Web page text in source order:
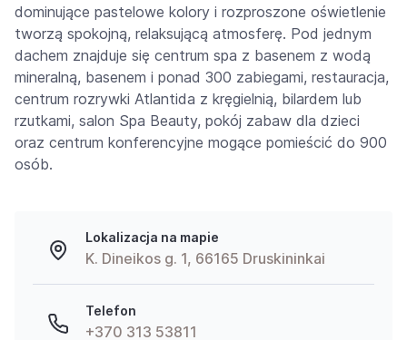
dominujące pastelowe kolory i rozproszone oświetlenie
tworzą spokojną, relaksującą atmosferę. Pod jednym
dachem znajduje się centrum spa z basenem z wodą
mineralną, basenem i ponad 300 zabiegami, restauracja,
centrum rozrywki Atlantida z kręgielnią, bilardem lub
rzutkami, salon Spa Beauty, pokój zabaw dla dzieci
oraz centrum konferencyjne mogące pomieścić do 900
osób.
Lokalizacja na mapie
K. Dineikos g. 1, 66165 Druskininkai
Telefon
+370 313 53811